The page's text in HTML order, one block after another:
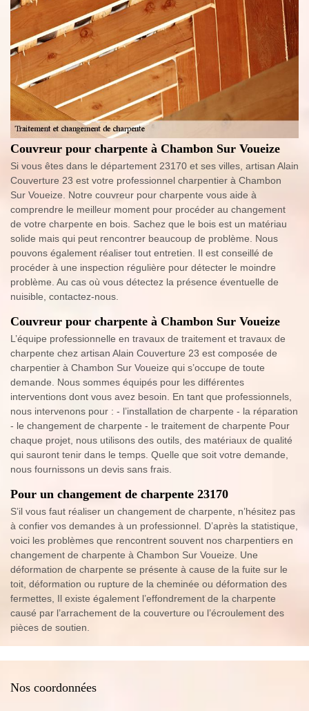
Couvreur pour charpente à Chambon Sur Voueize
Si vous êtes dans le département 23170 et ses villes, artisan Alain
Couverture 23 est votre professionnel charpentier à Chambon
Sur Voueize. Notre couvreur pour charpente vous aide à
comprendre le meilleur moment pour procéder au changement
de votre charpente en bois. Sachez que le bois est un matériau
solide mais qui peut rencontrer beaucoup de problème. Nous
pouvons également réaliser tout entretien. Il est conseillé de
procéder à une inspection régulière pour détecter le moindre
problème. Au cas où vous détectez la présence éventuelle de
nuisible, contactez-nous.
Couvreur pour charpente à Chambon Sur Voueize
L’équipe professionnelle en travaux de traitement et travaux de
charpente chez artisan Alain Couverture 23 est composée de
charpentier à Chambon Sur Voueize qui s’occupe de toute
demande. Nous sommes équipés pour les différentes
interventions dont vous avez besoin. En tant que professionnels,
nous intervenons pour : - l’installation de charpente - la réparation
- le changement de charpente - le traitement de charpente Pour
chaque projet, nous utilisons des outils, des matériaux de qualité
qui sauront tenir dans le temps. Quelle que soit votre demande,
nous fournissons un devis sans frais.
Pour un changement de charpente 23170
S’il vous faut réaliser un changement de charpente, n’hésitez pas
à confier vos demandes à un professionnel. D’après la statistique,
voici les problèmes que rencontrent souvent nos charpentiers en
changement de charpente à Chambon Sur Voueize. Une
déformation de charpente se présente à cause de la fuite sur le
toit, déformation ou rupture de la cheminée ou déformation des
fermettes, Il existe également l’effondrement de la charpente
causé par l’arrachement de la couverture ou l’écroulement des
pièces de soutien.
Nos coordonnées